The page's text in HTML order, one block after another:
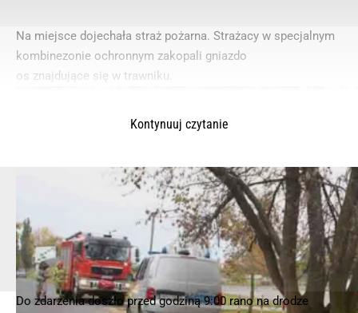
Na miejsce dojechała straż pożarna. Strażacy w specjalnym
kombinezonie ochronnym zakopali gniazdo
os znajdujące się w trawniku.
Do zdarzenia doszło przed godziną 9:00 rano na drodze
Kontynuuj czytanie
© 2025 – Wielkopolska 112, Wszelkie prawa zastrzeżone | hvln.pl